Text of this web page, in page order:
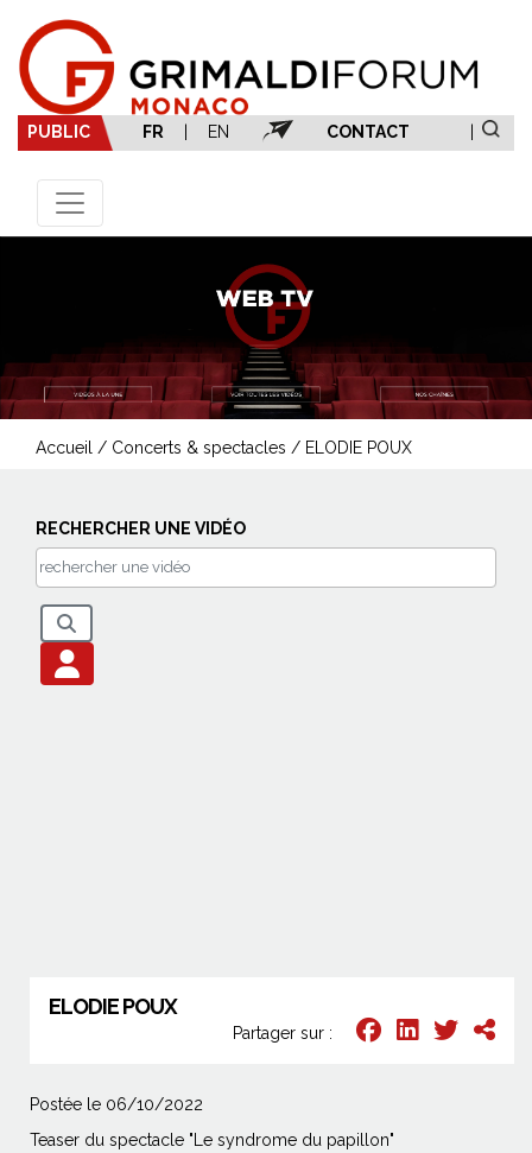
PUBLIC FR EN CONTACT
Accueil / Concerts & spectacles / ELODIE POUX
RECHERCHER UNE VIDÉO
ELODIE POUX
Partager sur :
Postée le 06/10/2022
Teaser du spectacle "Le syndrome du papillon"